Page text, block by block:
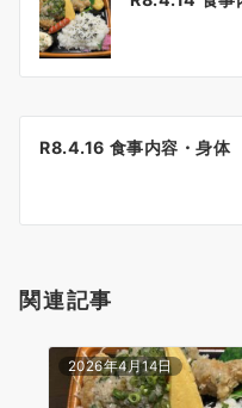
ン
R8.4.16 食事内容・身体
関連記事
2026年4月14日